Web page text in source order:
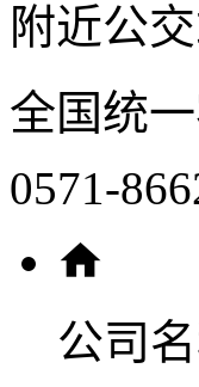
附近公
全国统一
0571-
公司名